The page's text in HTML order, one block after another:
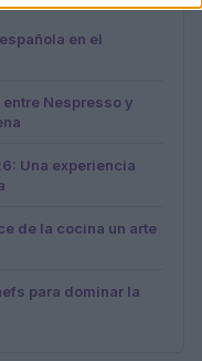
en el
Nespresso y
Una experiencia
de la cocina un arte
para dominar la